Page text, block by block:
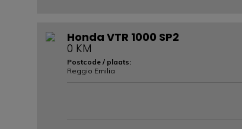
Honda VTR 1000 SP2
0 KM
Postcode / plaats:
Reggio Emilia